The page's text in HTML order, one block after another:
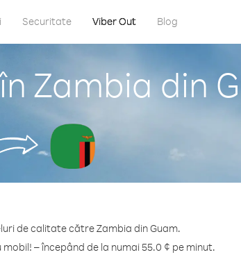
Securitate Viber Out Blog
Zambia din
de calitate către Zambia din Guam.
– începând de la numai 55.0 ¢ pe minut.